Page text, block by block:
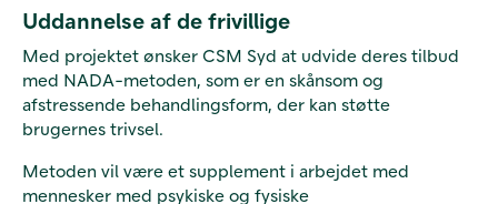
Uddannelse af de frivillige
Med projektet ønsker CSM Syd at udvide deres tilbud
med NADA-metoden, som er en skånsom og
afstressende behandlingsform, der kan støtte
brugernes trivsel.
Metoden vil være et supplement i arbejdet med
mennesker med psykiske og fysiske